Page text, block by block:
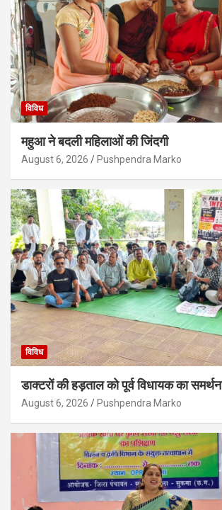
विविध
महुआ ने बदली महिलाओं की जिंदगी
August 6, 2026 Pushpendra Marko
विविध
डाक्टरों की हड़ताल को पूर्व विधायक का समर्थन
August 6, 2026 Pushpendra Marko